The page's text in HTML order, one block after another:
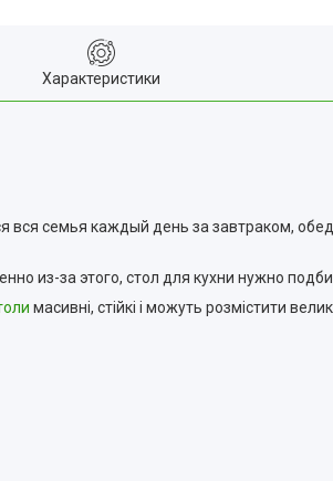
Характеристики
вся семья каждый день за завтраком,
из-за этого, стол для кухни нужно
масивні, стійкі і можуть розмістити